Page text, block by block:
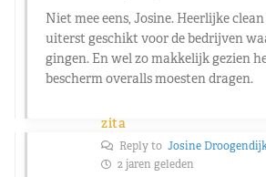
Niet mee eens, Josine. Heerlijke
uiterst geschikt voor de bedrijven
gingen. En wel zo makkelijk gezien
bescherm overalls moesten dragen.
zita
Reply to Josine
2 jaren geleden